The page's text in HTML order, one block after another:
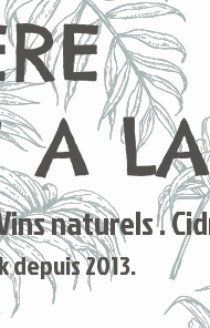
naturels .
depuis 2013.